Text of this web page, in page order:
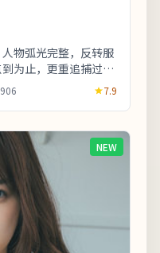
物弧光完整，反转服
为止，更重追捕过程
，配合大屏与环绕 7.9
NEW